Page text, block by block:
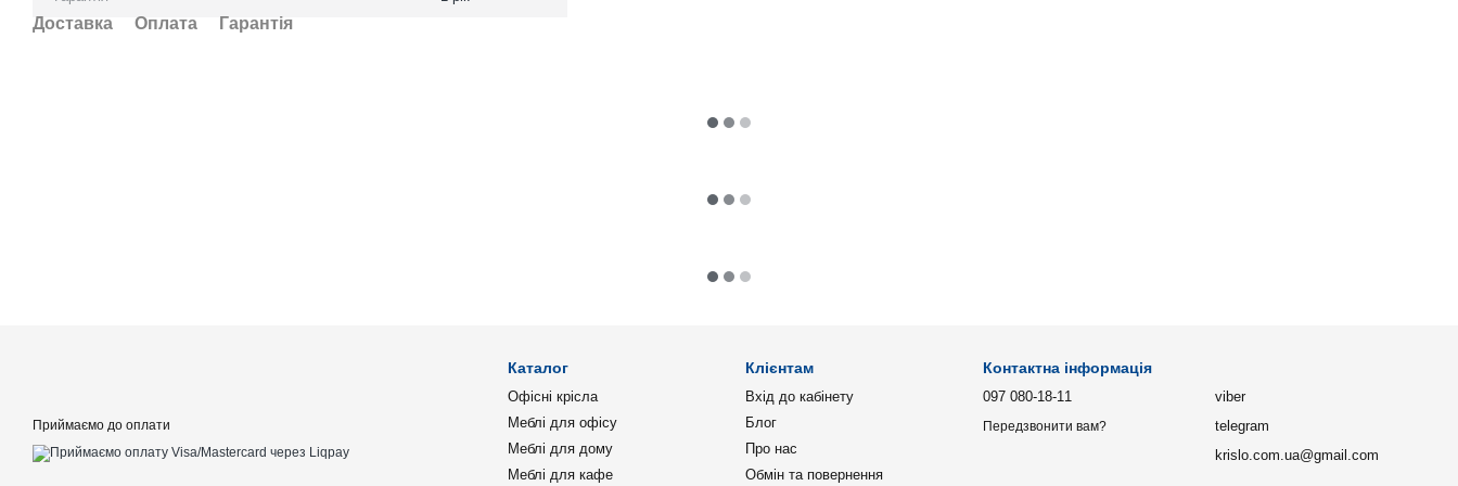
Доставка Оплата Гарантія
Приймаємо до оплати
Каталог
Офісні крісла
Меблі для офісу
Меблі для дому
Меблі для кафе
Клієнтам
Вхід до кабінету
Блог
Про нас
Обмін та повернення
Контактна інформація
097 080-18-11
Передзвонити вам?
viber
telegram
krislo.com.ua@gmail.com